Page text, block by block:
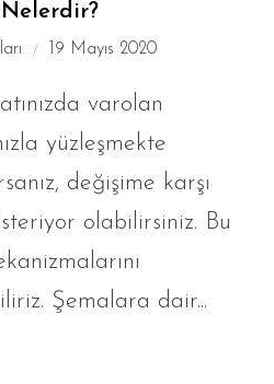
19 Mayıs 2020
varolan
yüzleşmekte
değişime karşı
olabilirsiniz. Bu
Şemalara dair...